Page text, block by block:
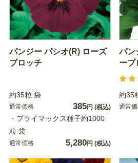
パンジー パシオ(R) ローズ
ブロッチ
約35粒 袋
通常価格 385円 (税込)
・プライマックス種子約1000
粒 袋
通常価格 5,280円 (税込)
パン
ーブ
約35
通常